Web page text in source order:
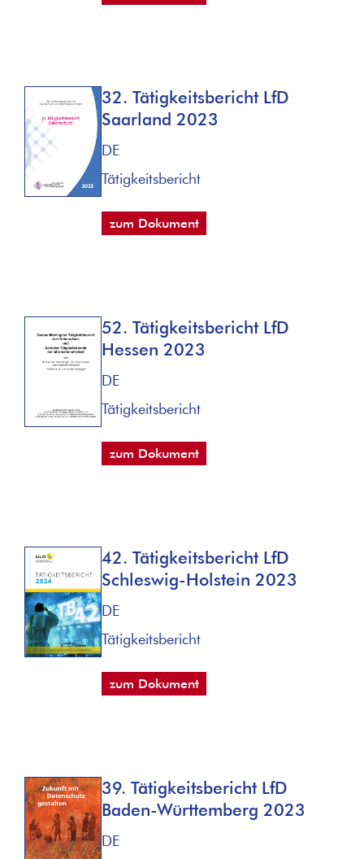
32. Tätigkeitsbericht LfD
Saarland 2023
DE
Tätigkeitsbericht
zum Dokument
52. Tätigkeitsbericht LfD
Hessen 2023
DE
Tätigkeitsbericht
zum Dokument
42. Tätigkeitsbericht LfD
Schleswig-Holstein 2023
DE
Tätigkeitsbericht
zum Dokument
39. Tätigkeitsbericht LfD
Baden-Württemberg 2023
DE